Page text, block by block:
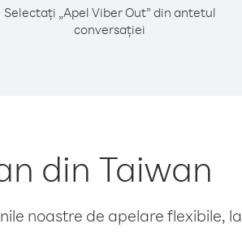
Selectați „Apel Viber Out” din antetul
conversației
din Taiwan
noastre de apelare flexibile, la